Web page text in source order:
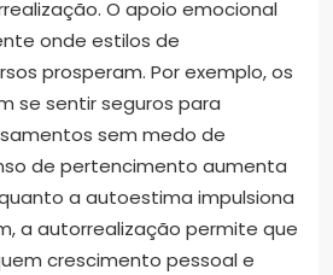
O apoio emocional
onde estilos de
prosperam. Por exemplo, os
se sentir seguros para
sem medo de
de pertencimento aumenta
a autoestima impulsiona
a autorrealização permite que
crescimento pessoal e